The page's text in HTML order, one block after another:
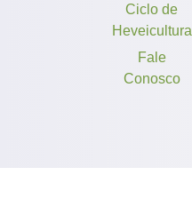
Ciclo de
Heveicultura
Fale
Conosco